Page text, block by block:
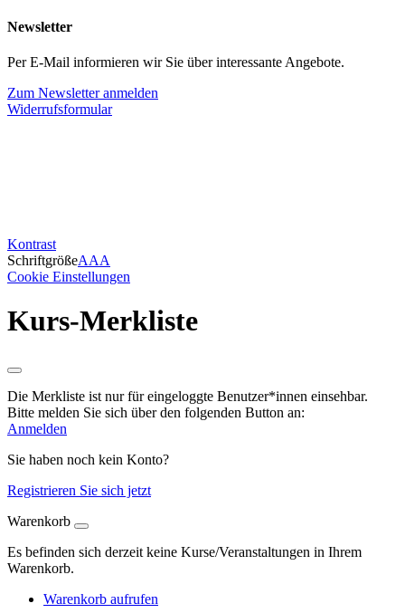
Newsletter
Per E-Mail informieren wir Sie über interessante Angebote.
Zum Newsletter anmelden
Widerrufsformular
Kontrast
SchriftgrößeAAA
Cookie Einstellungen
Kurs-Merkliste
Die Merkliste ist nur für eingeloggte Benutzer*innen einsehbar.
Bitte melden Sie sich über den folgenden Button an:
Anmelden
Sie haben noch kein Konto?
Registrieren Sie sich jetzt
Warenkorb
Es befinden sich derzeit keine Kurse/Veranstaltungen in Ihrem
Warenkorb.
Warenkorb aufrufen